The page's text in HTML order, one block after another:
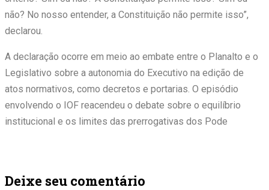
não? No nosso entender, a Constituição não permite isso”,
declarou.
A declaração ocorre em meio ao embate entre o Planalto e o
Legislativo sobre a autonomia do Executivo na edição de
atos normativos, como decretos e portarias. O episódio
envolvendo o IOF reacendeu o debate sobre o equilíbrio
institucional e os limites das prerrogativas dos Pode
Deixe seu comentário